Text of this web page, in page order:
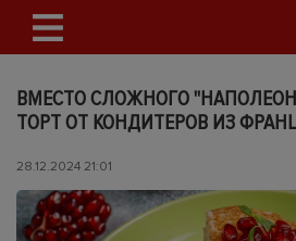
ВМЕСТО СЛОЖНОГО
ТОРТ ОТ КОНДИТЕРОВ ИЗ
28.12.2024 21:01